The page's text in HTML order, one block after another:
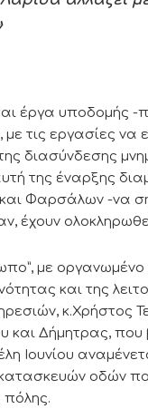
έργα υποδομής
τις εργασίες να
διασύνδεσης
της έναρξης
Φαρσάλων -να
έχουν
με οργανωμένο
και της
κ.Χρήστος
και Δήμητρας, που
Ιουνίου
οδών
πόλης.